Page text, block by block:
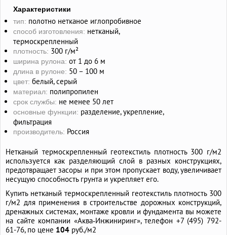
Характеристики
тип: полотно нетканое иглопробивное
способ изготовления: нетканый,
термоскрепленный
плотность: 300 г/м²
ширина рулона: от 1 до 6 м
длина в рулоне: 50 – 100 м
цвет: белый, серый
материал: полипропилен
срок службы: не менее 50 лет
основные функции: разделение, укрепление,
фильтрация
производитель: Россия
Нетканый термоскрепленный геотекстиль плотность 300 г/м2
используется как разделяющий слой в разных конструкциях,
предотвращает засоры и при этом пропускает воду, увеличивает
несущую способность грунта и укрепляет его.
Купить нетканый термоскрепленный геотекстиль плотность 300
г/м2 для применения в строительстве дорожных конструкций,
дренажных системах, монтаже кровли и фундамента вы можете
на сайте компании «Аква‑Инжиниринг», телефон +7 (495) 792-
61-76, по цене 104 руб./м2